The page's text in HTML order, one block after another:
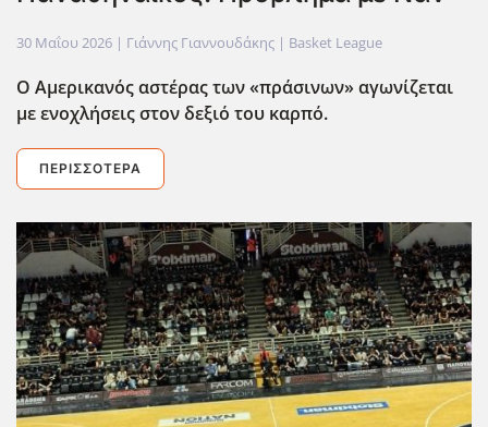
30 Μαΐου 2026 | Γιάννης Γιαννουδάκης | Basket League
Ο Αμερικανός αστέρας των «πράσινων» αγωνίζεται
με ενοχλήσεις στον δεξιό του καρπό.
ΠΕΡΙΣΣΌΤΕΡΑ